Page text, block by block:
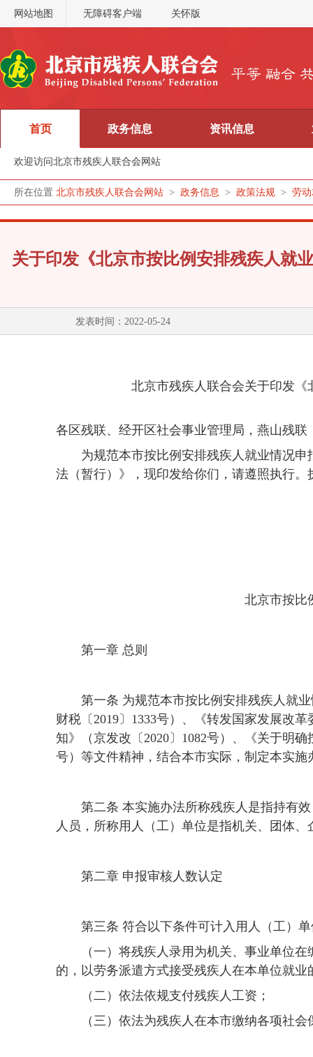
网站地图 无障碍客户端 关怀版
首页
欢迎访问北京市残疾人联合会网站
政务信息 资讯信息
所在位置 北京市残疾人联合会网站 > 政务信息 > 政策法规 > 劳
关于印发《北京市按比例安排残疾人就
发表时间：2022-05-24
北京市残疾人联合会关于印发
各区残联、经开区社会事业管理局，燕山残联
为规范本市按比例安排残疾人就业情况
法（暂行）》，现印发给你们，请遵照执行
北京市按比
第一章 总则
第一条 为规范本市按比例安排残疾人就
财税〔2019〕1333号）、《转发国家发展改
知》（京发改〔2020〕1082号）、《关于明
号）等文件精神，结合本市实际，制定本实施
第二条 本实施办法所称残疾人是指持有
人员，所称用人（工）单位是指机关、团体
第二章 申报审核人数认定
第三条 符合以下条件可计入用人（工）
（一）将残疾人录用为机关、事业单位
的，以劳务派遣方式接受残疾人在本单位就业
（二）依法依规支付残疾人工资；
（三）依法为残疾人在本市缴纳各项社会